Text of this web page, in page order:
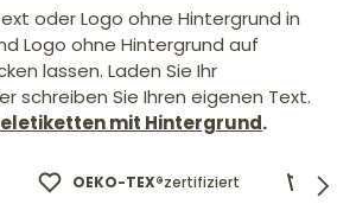
oder Logo ohne Hintergrund in
Logo ohne Hintergrund auf
lassen. Laden Sie Ihr
schreiben Sie Ihren eigenen Text.
mit Hintergrund.
OEKO-TEX®zertifiziert